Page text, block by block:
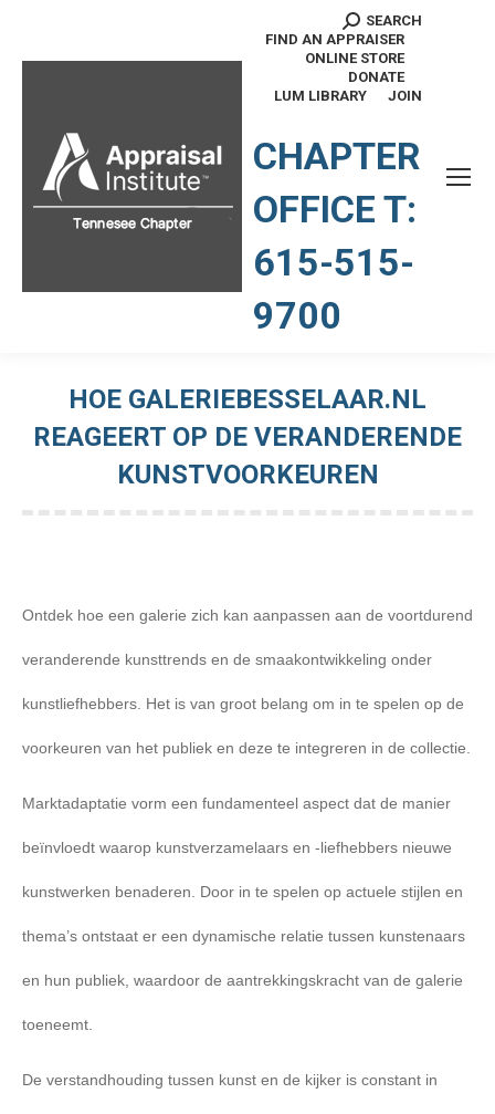
Search:
SEARCH
FIND AN APPRAISER
ONLINE STORE
DONATE
LUM LIBRARY
JOIN
CHAPTER
OFFICE T:
615-515-
9700
HOE GALERIEBESSELAAR.NL
REAGEERT OP DE VERANDERENDE
KUNSTVOORKEUREN
Ontdek hoe een galerie zich kan aanpassen aan de voortdurend
veranderende kunsttrends en de smaakontwikkeling onder
kunstliefhebbers. Het is van groot belang om in te spelen op de
voorkeuren van het publiek en deze te integreren in de collectie.
Marktadaptatie vorm een fundamenteel aspect dat de manier
beïnvloedt waarop kunstverzamelaars en -liefhebbers nieuwe
kunstwerken benaderen. Door in te spelen op actuele stijlen en
thema’s ontstaat er een dynamische relatie tussen kunstenaars
en hun publiek, waardoor de aantrekkingskracht van de galerie
toeneemt.
De verstandhouding tussen kunst en de kijker is constant in